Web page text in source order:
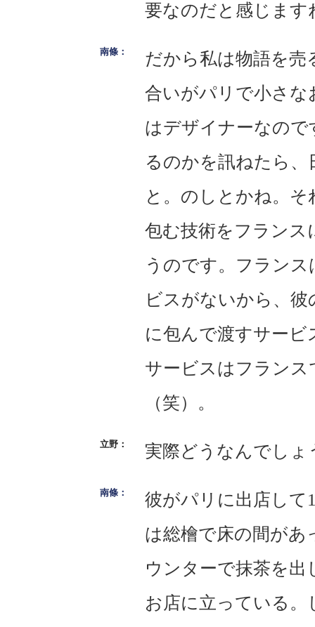
要なのだと感じます
だから私は物語を売
合いがパリで小さ
はデザイナーなの
るのかを訊ねたら
と。のしとかね。
包む技術をフランス
うのです。フラン
ビスがないから、
に包んで渡すサー
サービスはフラン
（笑）。
実際どうなんでし
彼がパリに出店して
は総檜で床の間が
ウンターで抹茶を
お店に立っている